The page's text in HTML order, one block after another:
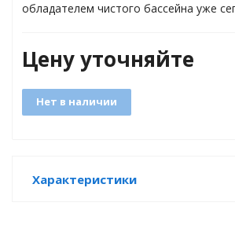
обладателем чистого бассейна уже
Цену уточняйте
Нет в наличии
Характеристики